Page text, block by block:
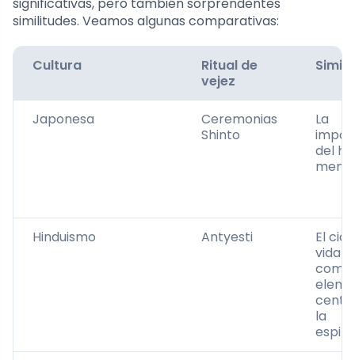
similitudes. Veamos algunas comparativas:
Cultura
Ritual de
vejez
Japonesa
Ceremonias
Shinto
La
del
Hinduismo Antyesti
El
vida
como
la